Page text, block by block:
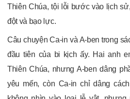
Thiên Chúa, tội lỗi bước vào lịch
đột và bạo lực.
Câu chuyện Ca-in và A-ben trong
đầu tiên của bi kịch ấy. Hai anh
Thiên Chúa, nhưng A-ben dâng
yêu mến, còn Ca-in chỉ dâng